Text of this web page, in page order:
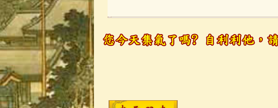
玉曆寶鈔(236) 地藏經
觀世音菩薩 (147) 聖救度
金山活佛